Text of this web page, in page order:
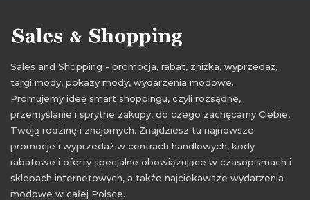
Sales and Shopping - promocja, rabat, zniżka, wyprzedaż,
targi mody, pokazy mody, wydarzenia modowe.
Promujemy ideę smart shoppingu, czyli rozsądne,
przemyślanie i sprytne zakupy, do czego zachęcamy Ciebie,
Twoją rodzinę i znajomych. Znajdziesz tu najnowsze
promocje i wyprzedaż w centrach handlowych, kody
rabatowe i oferty specjalne obowiązujące w czasopismach i
sklepach internetowych, a także najciekawsze wydarzenia
modowe w całej Polsce.